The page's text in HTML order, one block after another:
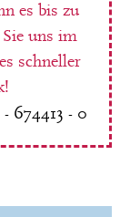
es bis zu
Sie uns im
schneller
674413 - 0